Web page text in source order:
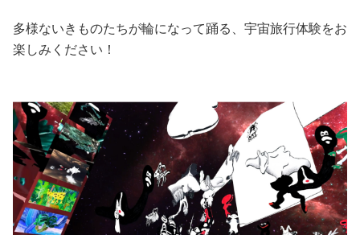
多様ないきものたちが輪になって踊る、宇宙旅行体験をお
楽しみください！